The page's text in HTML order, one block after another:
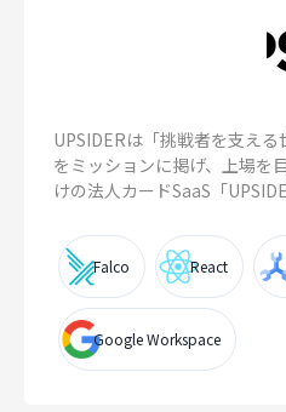
UPSIDERは「挑戦者を支え
をミッションに掲げ、上場を
けの法人カードSaaS「
Falco React
Google Workspace